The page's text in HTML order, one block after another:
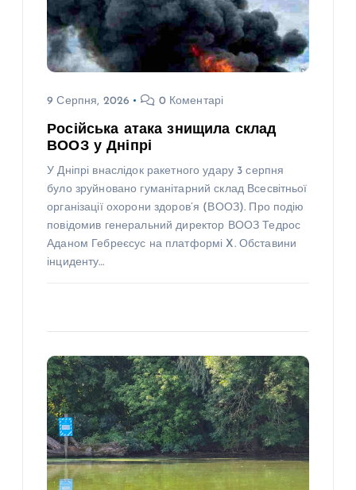
9 Серпня, 2026 0 Коментарі
Російська атака знищила склад
ВООЗ у Дніпрі
У Дніпрі внаслідок ракетного удару 3 серпня
було зруйновано гуманітарний склад Всесвітньої
організації охорони здоров’я (ВООЗ). Про подію
повідомив генеральний директор ВООЗ Тедрос
Аданом Гебреєсус на платформі X. Обставини
інциденту…